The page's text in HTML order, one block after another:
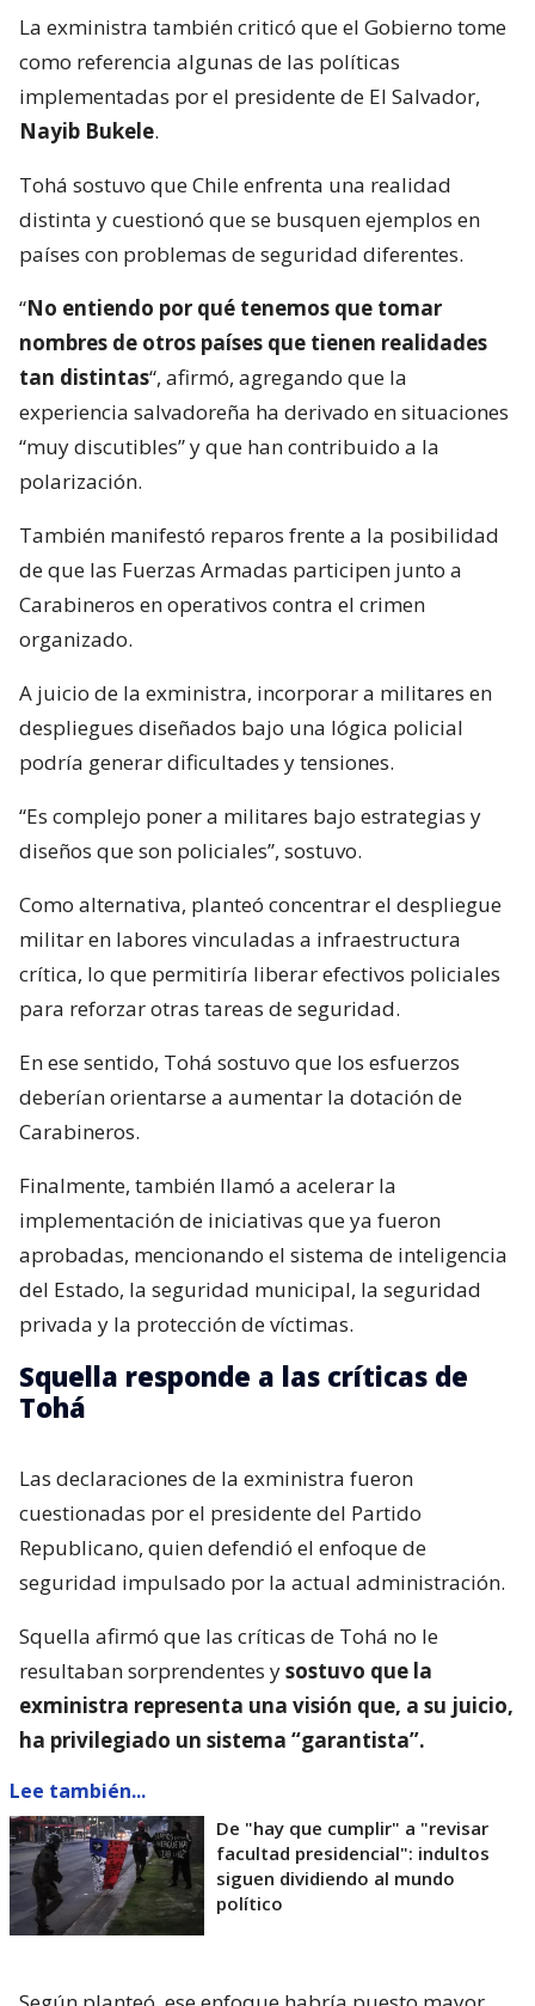
La exministra también criticó que el Gobierno tome
como referencia algunas de las políticas
implementadas por el presidente de El Salvador,
Nayib Bukele.
Tohá sostuvo que Chile enfrenta una realidad
distinta y cuestionó que se busquen ejemplos en
países con problemas de seguridad diferentes.
“No entiendo por qué tenemos que tomar
nombres de otros países que tienen realidades
tan distintas“, afirmó, agregando que la
experiencia salvadoreña ha derivado en situaciones
“muy discutibles” y que han contribuido a la
polarización.
También manifestó reparos frente a la posibilidad
de que las Fuerzas Armadas participen junto a
Carabineros en operativos contra el crimen
organizado.
A juicio de la exministra, incorporar a militares en
despliegues diseñados bajo una lógica policial
podría generar dificultades y tensiones.
“Es complejo poner a militares bajo estrategias y
diseños que son policiales”, sostuvo.
Como alternativa, planteó concentrar el despliegue
militar en labores vinculadas a infraestructura
crítica, lo que permitiría liberar efectivos policiales
para reforzar otras tareas de seguridad.
En ese sentido, Tohá sostuvo que los esfuerzos
deberían orientarse a aumentar la dotación de
Carabineros.
Finalmente, también llamó a acelerar la
implementación de iniciativas que ya fueron
aprobadas, mencionando el sistema de inteligencia
del Estado, la seguridad municipal, la seguridad
privada y la protección de víctimas.
Squella responde a las críticas de
Tohá
Las declaraciones de la exministra fueron
cuestionadas por el presidente del Partido
Republicano, quien defendió el enfoque de
seguridad impulsado por la actual administración.
Squella afirmó que las críticas de Tohá no le
resultaban sorprendentes ysostuvo que la
exministra representa una visión que, a su juicio,
ha privilegiado un sistema “garantista”.
Lee también...
De "hay que cumplir" a "revisar
facultad presidencial": indultos
siguen dividiendo al mundo
político